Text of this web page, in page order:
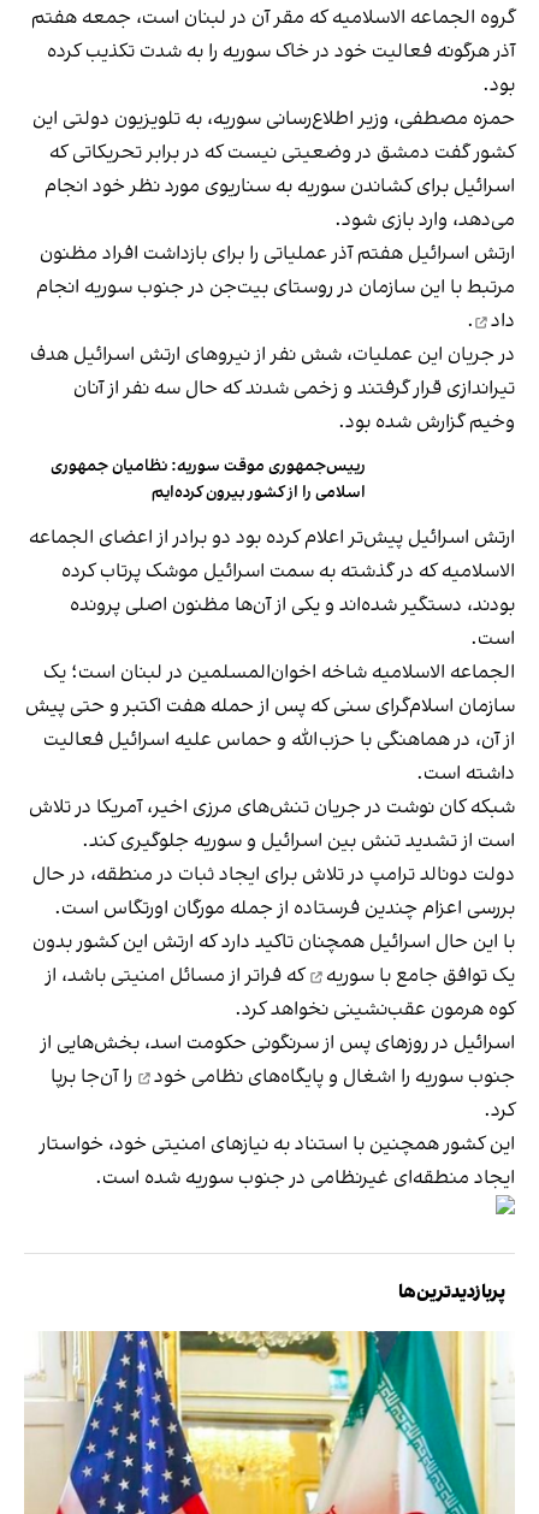
گروه الجماعه الاسلامیه که مقر آن در لبنان است، جمعه هفتم
آذر هرگونه فعالیت خود در خاک سوریه را به شدت تکذیب کرده
بود.
حمزه مصطفی، وزیر اطلاع‌رسانی سوریه، به تلویزیون دولتی این
کشور گفت دمشق در وضعیتی نیست که در برابر تحریکاتی که
اسرائیل برای کشاندن سوریه به سناریوی مورد نظر خود انجام
می‌دهد، وارد بازی شود.
ارتش اسرائیل هفتم آذر عملیاتی را برای بازداشت افراد مظنون
مرتبط با این سازمان در روستای بیت‌جن در جنوب سوریه انجام
داد
.
در جریان این عملیات، شش نفر از نیروهای ارتش اسرائیل هدف
تیراندازی قرار گرفتند و زخمی شدند که حال سه نفر از آنان
وخیم گزارش شده بود.
رییس‌جمهوری موقت سوریه: نظامیان جمهوری
اسلامی را از کشور بیرون کرده‌ایم
ارتش اسرائیل پیش‌تر اعلام کرده بود دو برادر از اعضای الجماعه
الاسلامیه که در گذشته به سمت اسرائیل موشک پرتاب کرده
بودند، دستگیر شده‌اند و یکی از آن‌ها مظنون اصلی پرونده
است.
الجماعه الاسلامیه شاخه اخوان‌المسلمین در لبنان است؛ یک
سازمان اسلام‌گرای سنی که پس از حمله هفت اکتبر و حتی پیش
از آن، در هماهنگی با حزب‌الله و حماس علیه اسرائیل فعالیت
داشته است.
شبکه کان نوشت در جریان تنش‌های مرزی اخیر، آمریکا در تلاش
است از تشدید تنش بین اسرائیل و سوریه جلوگیری کند.
دولت دونالد ترامپ در تلاش برای ایجاد ثبات در منطقه، در حال
بررسی اعزام چندین فرستاده از جمله مورگان اورتگاس است.
با این حال اسرائیل همچنان تاکید دارد که ارتش این کشور بدون
یک توافق جامع با سوریه
که فراتر از مسائل امنیتی باشد، از
کوه هرمون عقب‌نشینی نخواهد کرد.
اسرائیل در روزهای پس از سرنگونی حکومت اسد، بخش‌هایی از
جنوب سوریه را اشغال وپایگاه‌های نظامی خود
را آن‌جا برپا
کرد.
این کشور همچنین با استناد به نیازهای امنیتی خود، خواستار
ایجاد منطقه‌ای غیرنظامی در جنوب سوریه شده است.
پربازدیدترین‌ها